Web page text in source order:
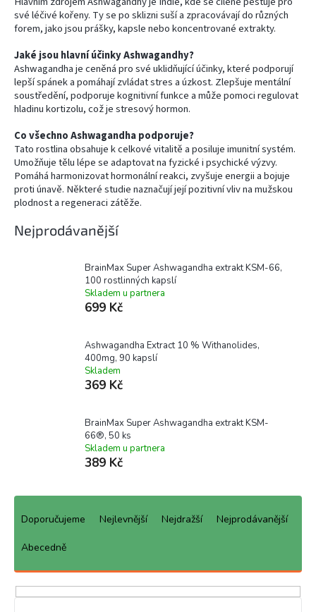
své léčivé kořeny. Ty se po sklizni suší a zpracovávají do různých
forem, jako jsou prášky, kapsle nebo koncentrované extrakty.
Jaké jsou hlavní účinky Ashwagandhy?
Ashwagandha je ceněná pro své uklidňující účinky, které podporují
lepší spánek a pomáhají zvládat stres a úzkost. Zlepšuje mentální
soustředění, podporuje kognitivní funkce a může pomoci regulovat
hladinu kortizolu, což je stresový hormon.
Co všechno Ashwagandha podporuje?
Tato rostlina obsahuje k celkové vitalitě a posiluje imunitní systém.
Umožňuje tělu lépe se adaptovat na fyzické i psychické výzvy.
Pomáhá harmonizovat hormonální reakci, zvyšuje energii a bojuje
proti únavě. Některé studie naznačují její pozitivní vliv na mužskou
plodnost a regeneraci zátěže.
Nejprodávanější
BrainMax Super Ashwagandha extrakt KSM-66,
100 rostlinných kapslí
Skladem u partnera
699 Kč
Ashwagandha Extract 10 % Withanolides,
400mg, 90 kapslí
Skladem
369 Kč
BrainMax Super Ashwagandha extrakt KSM-
66®, 50 ks
Skladem u partnera
389 Kč
Ř
p
Doporučujeme Nejlevnější Nejdražší Nejprodávanější
Abecedně